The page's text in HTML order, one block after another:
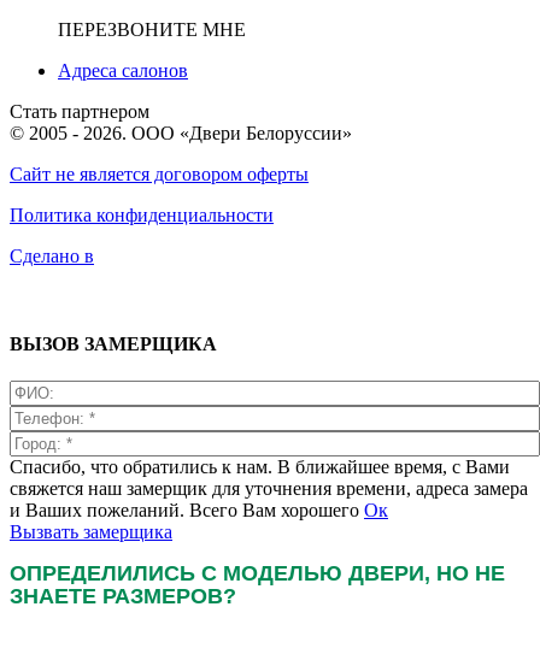
ПЕРЕЗВОНИТЕ МНЕ
Адреса салонов
Стать партнером
© 2005 - 2026. ООО «Двери Белоруссии»
Сайт не является договором оферты
Политика конфиденциальности
Сделано в
ВЫЗОВ ЗАМЕРЩИКА
Спасибо, что обратились к нам. В ближайшее время, с Вами
свяжется наш замерщик для уточнения времени, адреса замера
и Ваших пожеланий. Всего Вам хорошего Ок
Вызвать замерщика
ОПРЕДЕЛИЛИСЬ С МОДЕЛЬЮ ДВЕРИ, НО НЕ
ЗНАЕТЕ РАЗМЕРОВ?